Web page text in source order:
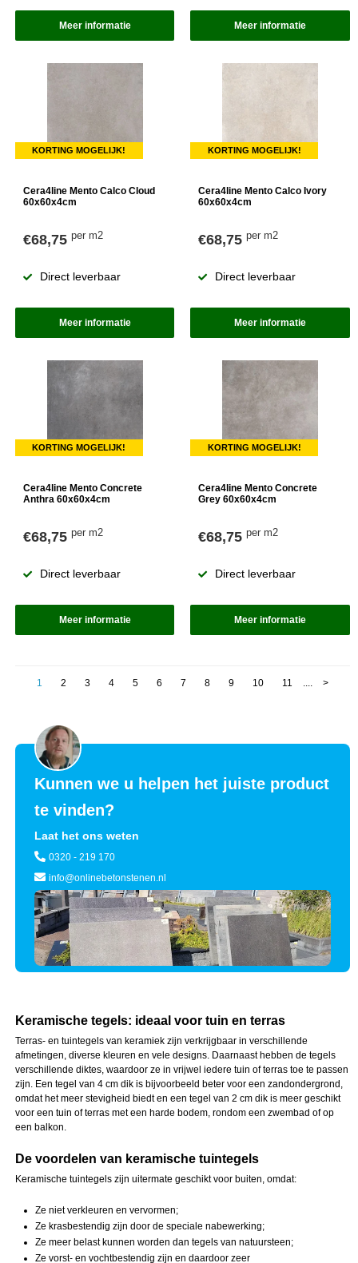
Meer informatie Meer informatie
KORTING MOGELIJK!
Cera4line Mento Calco Cloud
60x60x4cm
€68,75 per m2
Direct leverbaar
Meer informatie
KORTING MOGELIJK!
Cera4line Mento Calco Ivory
60x60x4cm
€68,75per m2
Direct leverbaar
Meer informatie
KORTING MOGELIJK!
Cera4line Mento Concrete
Anthra 60x60x4cm
€68,75 per m2
Direct leverbaar
Meer informatie
KORTING MOGELIJK!
Cera4line Mento Concrete
Grey 60x60x4cm
€68,75per m2
Direct leverbaar
Meer informatie
1 2 3 4 5 6 7 8 9 10 11 .... >
Kunnen we u helpen het juiste product
te vinden?
Laat het ons weten
0320 - 219 170
info@onlinebetonstenen.nl
Keramische tegels: ideaal voor tuin en terras
Terras- en tuintegels van keramiek zijn verkrijgbaar in verschillende
afmetingen, diverse kleuren en vele designs. Daarnaast hebben de tegels
verschillende diktes, waardoor ze in vrijwel iedere tuin of terras toe te passen
zijn. Een tegel van 4 cm dik is bijvoorbeeld beter voor een zandondergrond,
omdat het meer stevigheid biedt en een tegel van 2 cm dik is meer geschikt
voor een tuin of terras met een harde bodem, rondom een zwembad of op
een balkon.
De voordelen van keramische tuintegels
Keramische tuintegels zijn uitermate geschikt voor buiten, omdat:
Ze niet verkleuren en vervormen;
Ze krasbestendig zijn door de speciale nabewerking;
Ze meer belast kunnen worden dan tegels van natuursteen;
Ze vorst- en vochtbestendig zijn en daardoor zeer